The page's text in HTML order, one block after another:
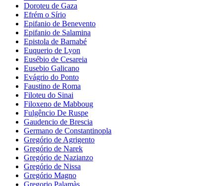
Doroteu de Gaza
Efrém o Sírio
Epifanio de Benevento
Epifanio de Salamina
Epistola de Barnabé
Euquerio de Lyon
Eusébio de Cesareia
Eusebio Galicano
Evágrio do Ponto
Faustino de Roma
Filoteu do Sinai
Filoxeno de Mabboug
Fulgêncio De Ruspe
Gaudencio de Brescia
Germano de Constantinopla
Gregório de Agrigento
Gregório de Narek
Gregório de Nazianzo
Gregório de Nissa
Gregório Magno
Gregorio Palamàs